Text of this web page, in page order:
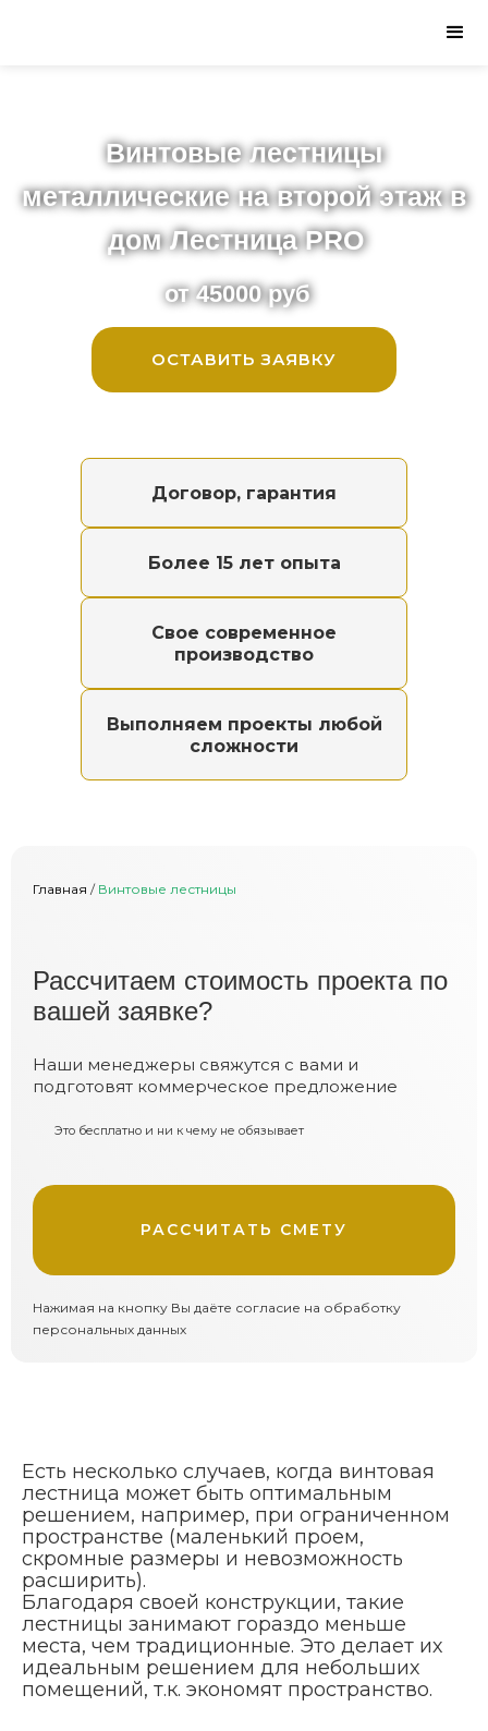
Винтовые лестницы
металлические на второй этаж в
дом Лестница PRO
от 45000 руб
ОСТАВИТЬ ЗАЯВКУ
Договор, гарантия
Более 15 лет опыта
Свое современное
производство
Выполняем проекты любой
сложности
Главная / Винтовые лестницы
Расcчитаем стоимость проекта по
вашей заявке?
Наши менеджеры свяжутся с вами и
подготовят коммерческое предложение
Это бесплатно и ни к чему не обязывает
РАССЧИТАТЬ СМЕТУ
Нажимая на кнопку Вы даёте согласие на обработку
персональных данных
Есть несколько случаев, когда винтовая
лестница может быть оптимальным
решением, например, при ограниченном
пространстве (маленький проем,
скромные размеры и невозможность
расширить).
Благодаря своей конструкции, такие
лестницы занимают гораздо меньше
места, чем традиционные. Это делает их
идеальным решением для небольших
помещений, т.к. экономят пространство.